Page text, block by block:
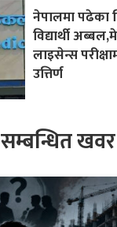
नेपालमा पढेका
विद्यार्थी
लाइसेन्स
उत्तिर्ण
सम्बन्धित खवर